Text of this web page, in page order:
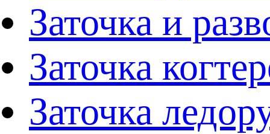
Заточка и
Заточка
Заточка